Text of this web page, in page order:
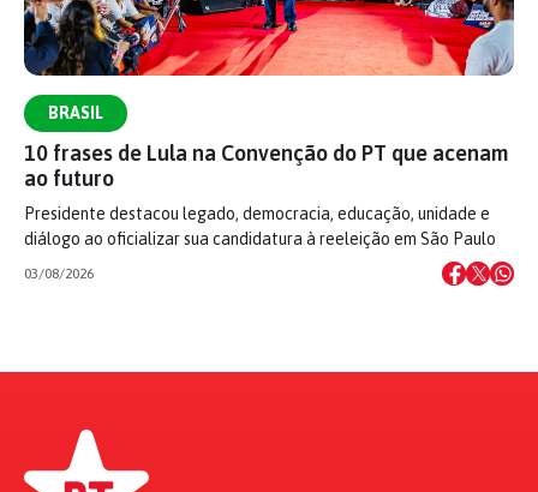
BRASIL
10 frases de Lula na Convenção do PT que acenam
ao futuro
Presidente destacou legado, democracia, educação, unidade e
diálogo ao oficializar sua candidatura à reeleição em São Paulo
03/08/2026